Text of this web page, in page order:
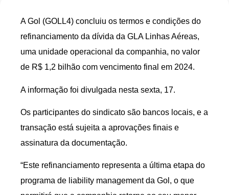
A Gol (GOLL4) concluiu os termos e condições do
refinanciamento da dívida da GLA Linhas Aéreas,
uma unidade operacional da companhia, no valor
de R$ 1,2 bilhão com vencimento final em 2024.
A informação foi divulgada nesta sexta, 17.
Os participantes do sindicato são bancos locais, e a
transação está sujeita a aprovações finais e
assinatura da documentação.
“Este refinanciamento representa a última etapa do
programa de liability management da Gol, o que